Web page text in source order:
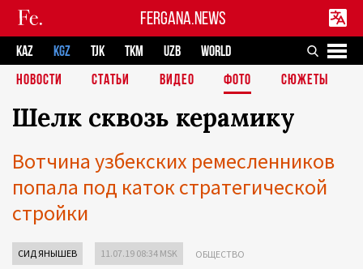
FERGANA.NEWS
KAZ KGZ TJK TKM UZB
WORLD
НОВОСТИ
СТАТЬИ ВИДЕО ФОТО СЮЖЕТЫ
Шелк сквозь керамику
Вотчина узбекских ремесленников
попала под каток стратегической
стройки
СИД ЯНЫШЕВ 11.07.19 08:34 MSK ОБЩЕСТВО